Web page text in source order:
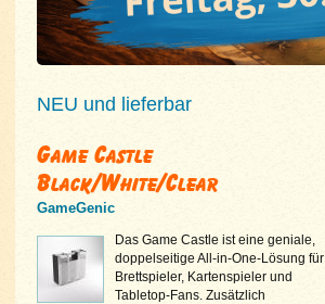
NEU und lieferbar
Game Castle
Black/White/Clear
GameGenic
Das Game Castle ist eine geniale,
doppelseitige All-in-One-Lösung für
Brettspieler, Kartenspieler und
Tabletop-Fans. Zusätzlich